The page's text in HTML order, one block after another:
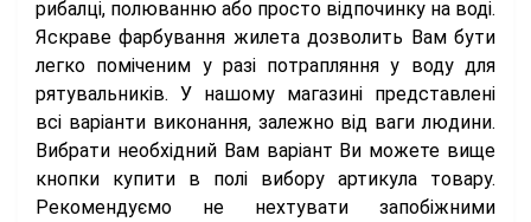
рибалці, полюванню або просто відпочинку на воді.
Яскраве фарбування жилета дозволить Вам бути
легко поміченим у разі потрапляння у воду для
рятувальників. У нашому магазині представлені
всі варіанти виконання, залежно від ваги людини.
Вибрати необхідний Вам варіант Ви можете вище
кнопки купити в полі вибору артикула товару.
Рекомендуємо не нехтувати запобіжними